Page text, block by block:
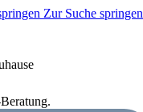
Zur Suche springen